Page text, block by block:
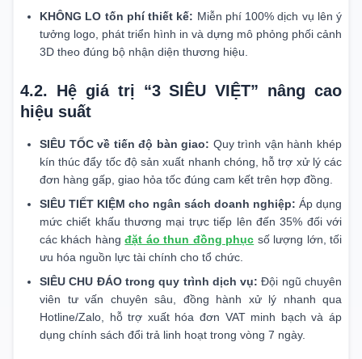
KHÔNG LO tốn phí thiết kế: Miễn phí 100% dịch vụ lên ý
tưởng logo, phát triển hình in và dựng mô phỏng phối cảnh
3D theo đúng bộ nhận diện thương hiệu.
4.2. Hệ giá trị “3 SIÊU VIỆT” nâng cao
hiệu suất
SIÊU TỐC về tiến độ bàn giao: Quy trình vận hành khép
kín thúc đẩy tốc độ sản xuất nhanh chóng, hỗ trợ xử lý các
đơn hàng gấp, giao hỏa tốc đúng cam kết trên hợp đồng.
SIÊU TIẾT KIỆM cho ngân sách doanh nghiệp: Áp dụng
mức chiết khấu thương mại trực tiếp lên đến 35% đối với
các khách hàngđặt áo thun đồng phục số lượng lớn, tối
ưu hóa nguồn lực tài chính cho tổ chức.
SIÊU CHU ĐÁO trong quy trình dịch vụ: Đội ngũ chuyên
viên tư vấn chuyên sâu, đồng hành xử lý nhanh qua
Hotline/Zalo, hỗ trợ xuất hóa đơn VAT minh bạch và áp
dụng chính sách đổi trả linh hoạt trong vòng 7 ngày.